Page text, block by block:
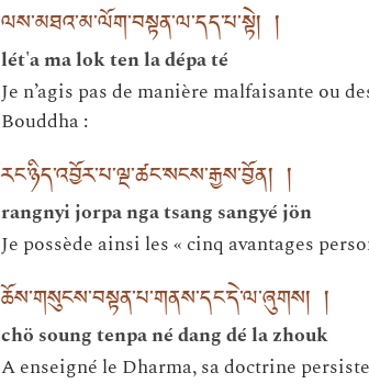
ལས་མཐའ་མ་ལོག་བསྟན་ལ་དད་པ་སྟེ། །
lét'a ma lok ten la dépa té
Je n’agis pas de manière malfaisante ou
Bouddha :
རང་ཉིད་འབྱོར་པ་ལྔ་ཚང་སངས་རྒྱས་བྱོན། །
rangnyi jorpa nga tsang sangyé jön
Je possède ainsi les « cinq avantages
ཆོས་གསུངས་བསྟན་པ་གནས་དང་དེ་ལ་ཞུགས། །
chö soung tenpa né dang dé la zhouk
A enseigné le Dharma, sa doctrine